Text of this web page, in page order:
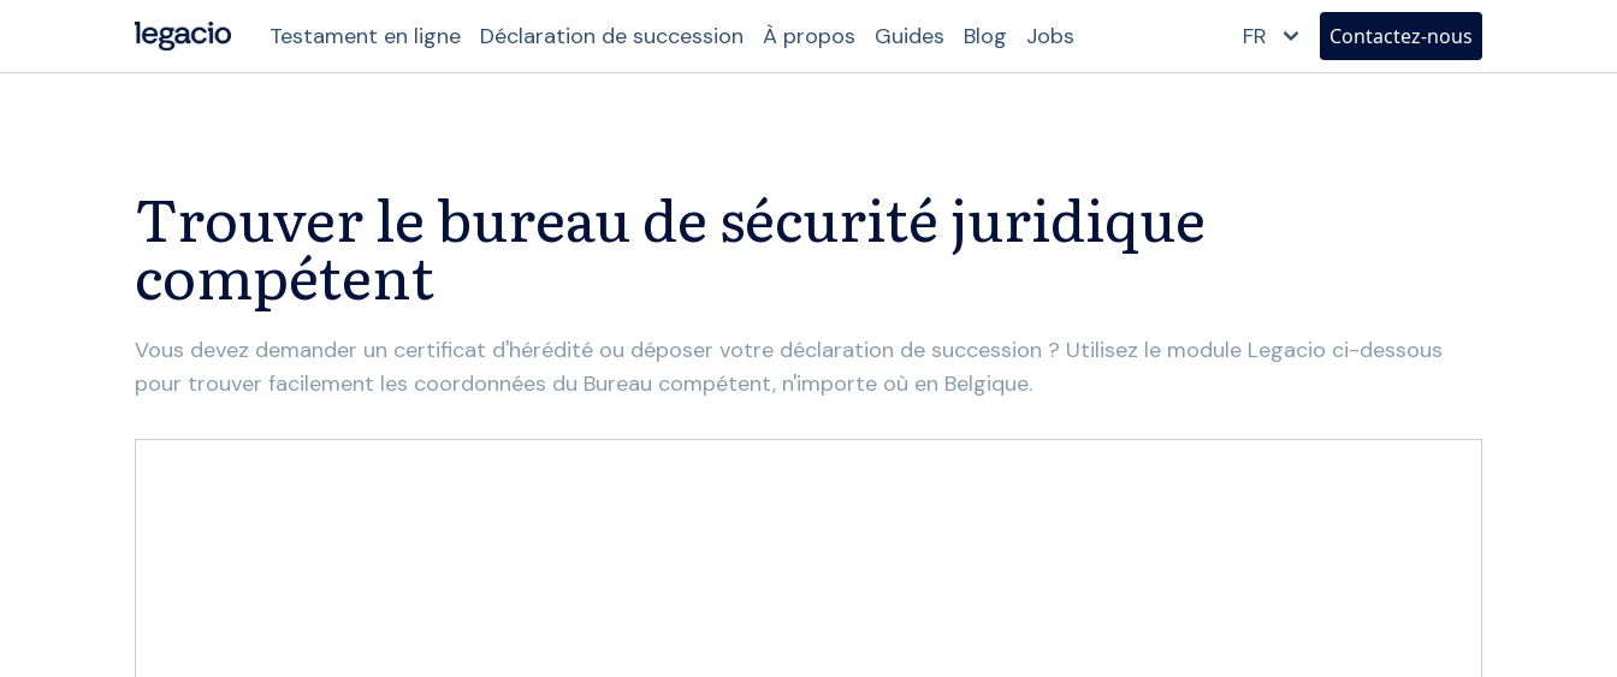
Testament en ligne Déclaration de succession À propos Guides Blog Jobs FR Contactez-nous
Trouver le bureau de sécurité juridique
compétent
Vous devez demander un certificat d'hérédité ou déposer votre déclaration de succession ? Utilisez le module Legacio ci-dessous
pour trouver facilement les coordonnées du Bureau compétent, n'importe où en Belgique.